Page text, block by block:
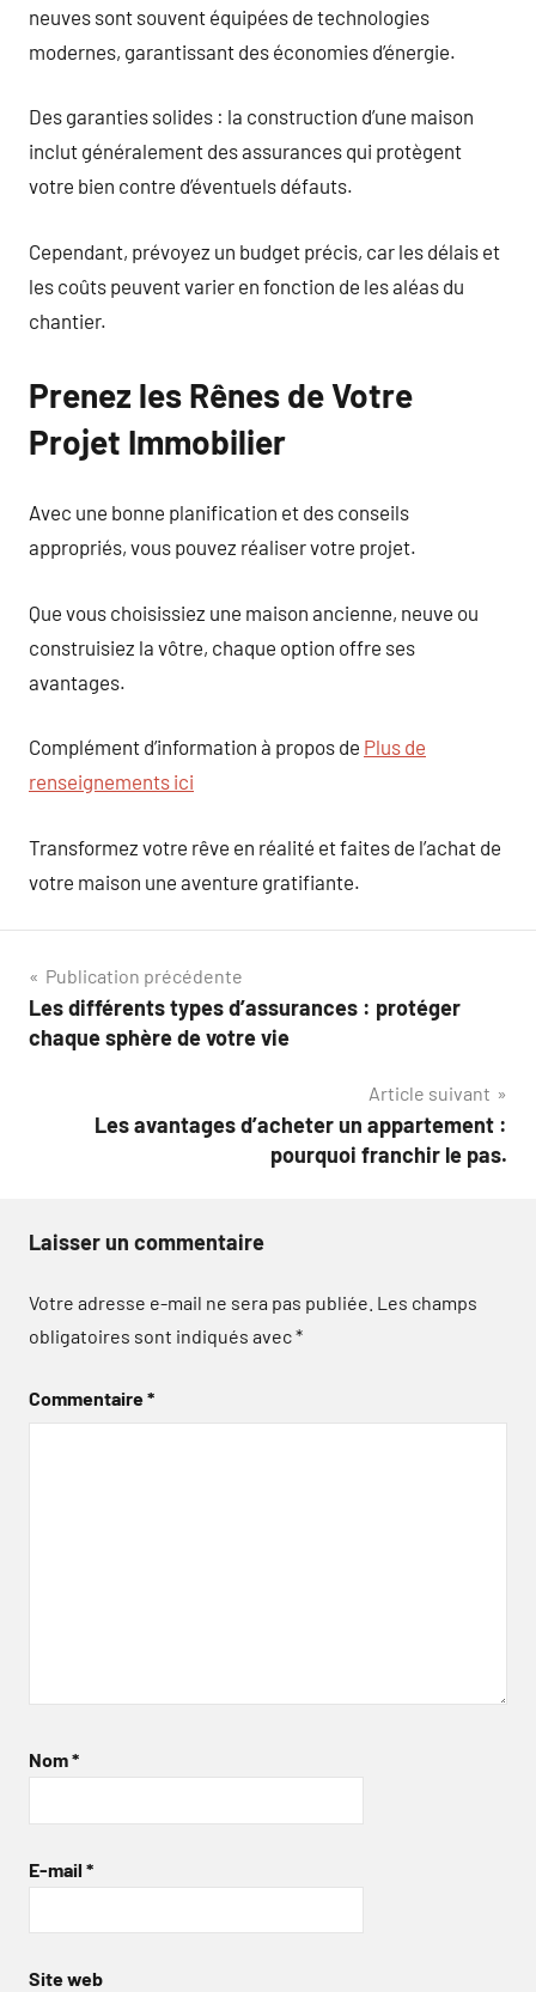
neuves sont souvent équipées de technologies
modernes, garantissant des économies d’énergie.
Des garanties solides : la construction d’une maison
inclut généralement des assurances qui protègent
votre bien contre d’éventuels défauts.
Cependant, prévoyez un budget précis, car les délais et
les coûts peuvent varier en fonction de les aléas du
chantier.
Prenez les Rênes de Votre
Projet Immobilier
Avec une bonne planification et des conseils
appropriés, vous pouvez réaliser votre projet.
Que vous choisissiez une maison ancienne, neuve ou
construisiez la vôtre, chaque option offre ses
avantages.
Complément d’information à propos de Plus de
renseignements ici
Transformez votre rêve en réalité et faites de l’achat de
votre maison une aventure gratifiante.
Navigation
de
Publication précédente
Les différents types d’assurances : protéger
chaque sphère de votre vie
Article suivant
Les avantages d’acheter un appartement :
pourquoi franchir le pas.
Laisser un commentaire
Votre adresse e-mail ne sera pas publiée. Les champs
obligatoires sont indiqués avec*
Commentaire*
Nom*
E-mail *
Site web